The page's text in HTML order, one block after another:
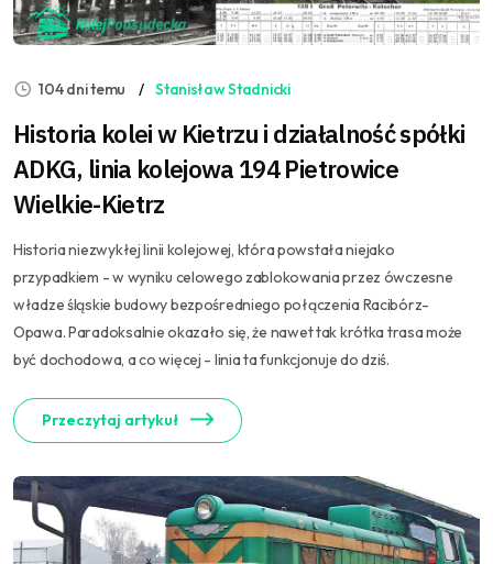
104 dni temu Stanisław Stadnicki
Historia kolei w Kietrzu i działalność spółki
ADKG, linia kolejowa 194 Pietrowice
Wielkie-Kietrz
Historia niezwykłej linii kolejowej, która powstała niejako
przypadkiem - w wyniku celowego zablokowania przez ówczesne
władze śląskie budowy bezpośredniego połączenia Racibórz-
Opawa. Paradoksalnie okazało się, że nawet tak krótka trasa może
być dochodowa, a co więcej - linia ta funkcjonuje do dziś.
Przeczytaj artykuł